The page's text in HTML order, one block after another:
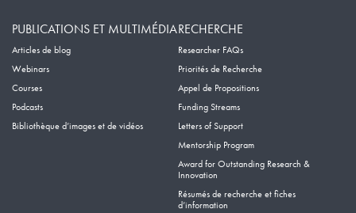
PUBLICATIONS ET MULTIMÉDIA
Articles de blog
Webinars
Courses
Podcasts
Bibliothèque d’images et de vidéos
RECHERCHE
Researcher FAQs
Priorités de Recherche
Appel de Propositions
Funding Streams
Letters of Support
Mentorship Program
Award for Outstanding Research &
Innovation
Résumés de recherche et fiches
d’information